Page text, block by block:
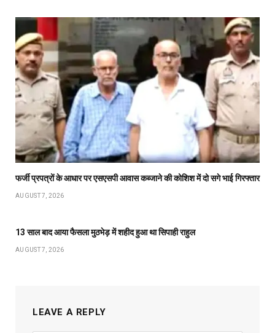
फर्जी प्रपत्रों के आधार पर एसएसपी आवास कब्जाने की कोशिश में दो सगे भाई गिरफ्तार
AUGUST 7, 2026
13 साल बाद आया फैसला मुठभेड़ में शहीद हुआ था सिपाही राहुल
AUGUST 7, 2026
LEAVE A REPLY